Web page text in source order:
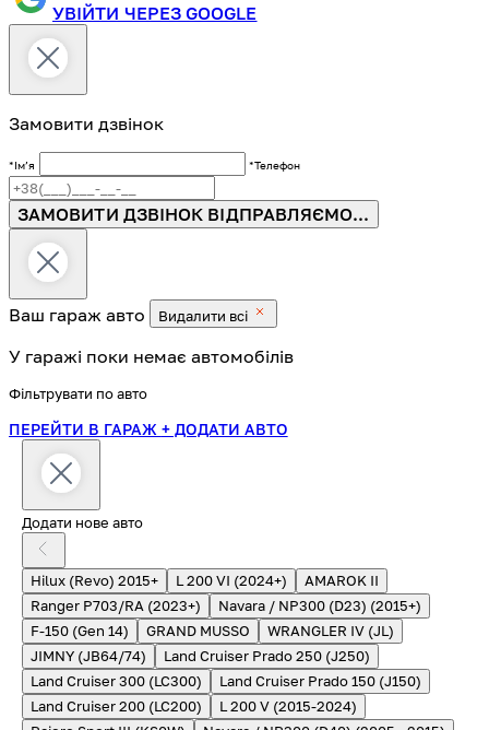
УВІЙТИ ЧЕРЕЗ GOOGLE
Замовити дзвінок
*Імʼя *Телефон
ЗАМОВИТИ ДЗВІНОК ВІДПРАВЛЯЄМО...
Ваш гараж авто Видалити всі
У гаражі поки немає автомобілів
Фільтрувати по авто
ПЕРЕЙТИ В ГАРАЖ + ДОДАТИ АВТО
Додати нове авто
Hilux (Revo) 2015+ L 200 VI (2024+)
AMAROK II
Ranger P703/RA (2023+)
Navara / NP300 (D23) (2015+)
F-150 (Gen 14)
GRAND MUSSO
WRANGLER IV (JL)
JIMNY (JB64/74)
Land Cruiser Prado 250 (J250)
Land Cruiser 300 (LC300)
Land Cruiser Prado 150 (J150)
Land Cruiser 200 (LC200)
L 200 V (2015-2024)